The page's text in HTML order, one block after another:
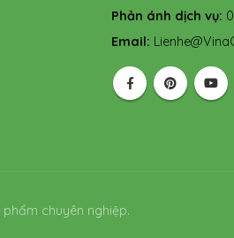
Phản ánh dịch vụ:
Email:
chuyên nghiệp.